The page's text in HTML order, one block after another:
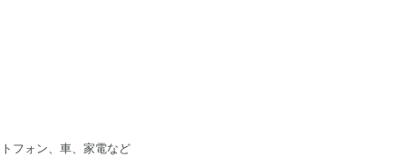
フォン、車、家電など